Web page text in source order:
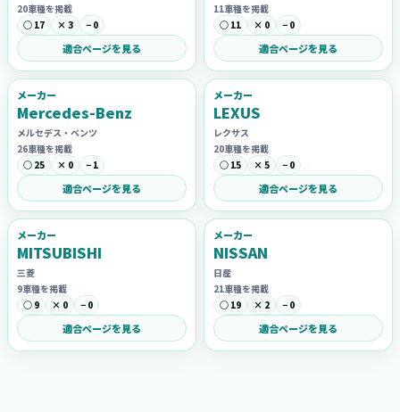
20車種を掲載
○ 17
× 3 − 0
適合ページを見る
11車種を掲載
○ 11
× 0 − 0
適合ページを見る
メーカー
Mercedes-Benz
メルセデス・ベンツ
26車種を掲載
○ 25
× 0 − 1
適合ページを見る
メーカー
LEXUS
レクサス
20車種を掲載
○ 15
× 5 − 0
適合ページを見る
メーカー
MITSUBISHI
三菱
9車種を掲載
○ 9
× 0 − 0
適合ページを見る
メーカー
NISSAN
日産
21車種を掲載
○ 19
× 2 − 0
適合ページを見る